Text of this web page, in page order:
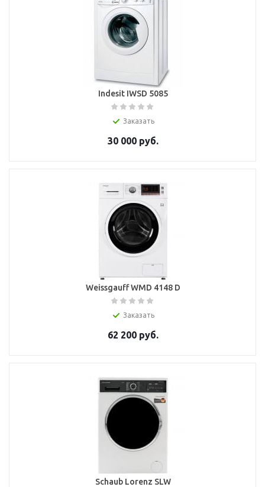
Indesit IWSD 5085
Заказать
30 000руб.
Weissgauff WMD 4148 D
Заказать
62 200руб.
Schaub Lorenz SLW